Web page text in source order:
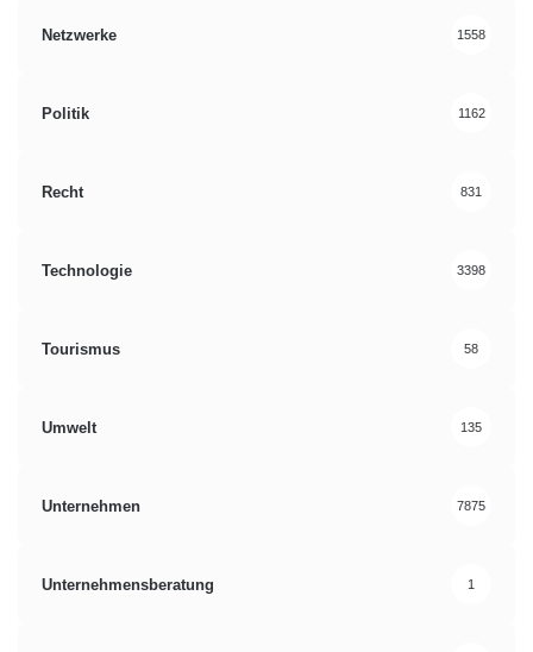
Netzwerke 1558
Politik 1162
Recht 831
Technologie 3398
Tourismus 58
Umwelt 135
Unternehmen 7875
Unternehmensberatung 1